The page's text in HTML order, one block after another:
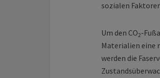
sozialen
Um den CO2-
Materialien eine
werden die